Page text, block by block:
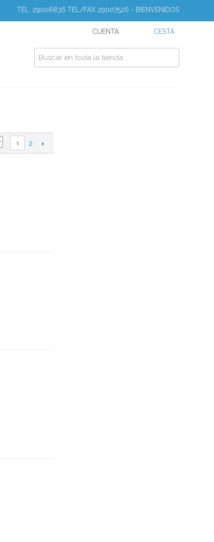
TEL. 29006836 TEL/FAX 29007526 - BIENVENIDOS
CUENTA CESTA
1 2